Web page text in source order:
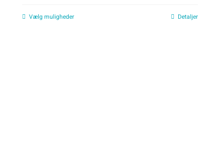
Vælg muligheder Detaljer